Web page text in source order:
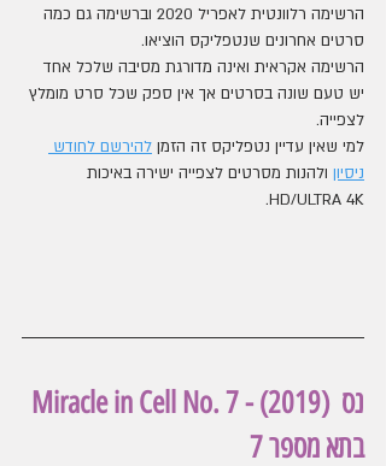
הרשימה רלוונטית לאפריל 2020 וברשימה גם כמה
סרטים אחרונים שנטפליקס הוציאו.
הרשימה אקראית ואינה מדורגת מסיבה שלכל אחד
יש טעם שונה בסרטים אך אין ספק שכל סרט מומלץ
לצפייה.
למי שאין עדיין נטפליקס זה הזמן להירשם לחודש
ניסיון ולהנות מסרטים לצפייה ישירה באיכות
HD/ULTRA 4K.
Miracle in Cell No. 7 - (2019) נס
בתא מספר 7